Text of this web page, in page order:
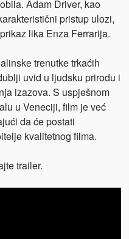
Adam Driver, kao
pristup ulozi,
lika Enza Ferrarija.
trenutke trkaćih
uvid u ljudsku prirodu i
izazova. S uspješnom
u Veneciji, film je već
da će postati
kvalitetnog filma.
trailer.